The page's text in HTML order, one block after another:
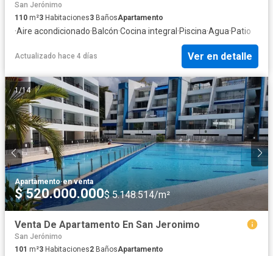
San Jerónimo
110 m²3 Habitaciones3 BañosApartamento
·Aire acondicionado·Balcón·Cocina integral ·Piscina·Agua·Patio
Actualizado hace 4 días Ver en detalle
1/14
Apartamento·en venta
$ 520.000.000$ 5.148.514/m²
Venta De Apartamento En San Jeronimo
San Jerónimo
101 m²3 Habitaciones2 BañosApartamento